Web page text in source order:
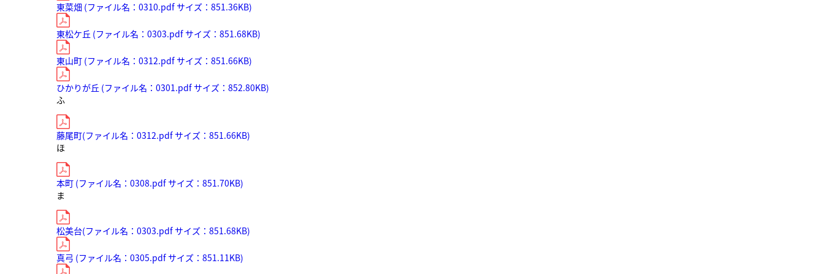
東菜畑 (ファイル名：0310.pdf サイズ：851.36KB)
東松ケ丘 (ファイル名：0303.pdf サイズ：851.68KB)
東山町 (ファイル名：0312.pdf サイズ：851.66KB)
ひかりが丘 (ファイル名：0301.pdf サイズ：852.80KB)
ふ
藤尾町(ファイル名：0312.pdf サイズ：851.66KB)
ほ
本町 (ファイル名：0308.pdf サイズ：851.70KB)
ま
松美台(ファイル名：0303.pdf サイズ：851.68KB)
真弓 (ファイル名：0305.pdf サイズ：851.11KB)